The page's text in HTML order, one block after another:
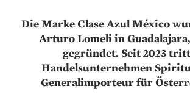
Die Marke Clase Azul México
Arturo Lomeli in
gegründet. Seit 2023
Handelsunternehmen
Generalimporteur für